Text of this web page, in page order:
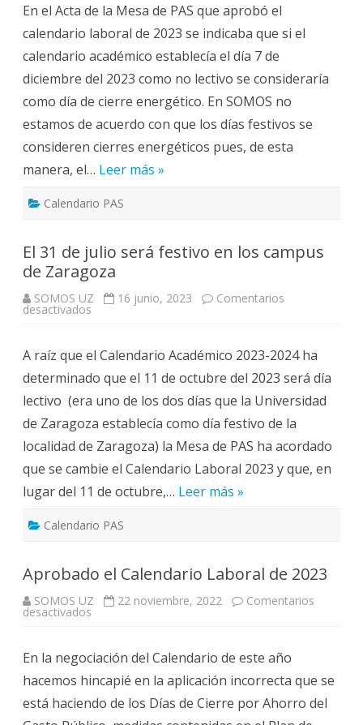
diciembre
2023,
será
festivo
en
Unizar
En el Acta de la Mesa de PAS que aprobó el
calendario laboral de 2023 se indicaba que si el
calendario académico establecía el día 7 de
diciembre del 2023 como no lectivo se consideraría
como día de cierre energético. En SOMOS no
estamos de acuerdo con que los días festivos se
consideren cierres energéticos pues, de esta
manera, el… Leer más »
Calendario PAS
El 31 de julio será festivo en los campus
de Zaragoza
SOMOS UZ 16 junio, 2023 Comentarios
desactivados
julio
será
festivo
en
los
campus
de
Zaragoza
A raíz que el Calendario Académico 2023-2024 ha
determinado que el 11 de octubre del 2023 será día
lectivo (era uno de los dos días que la Universidad
de Zaragoza establecía como día festivo de la
localidad de Zaragoza) la Mesa de PAS ha acordado
que se cambie el Calendario Laboral 2023 y que, en
lugar del 11 de octubre,… Leer más »
Calendario PAS
Aprobado el Calendario Laboral de 2023
SOMOS UZ 22 noviembre, 2022 Comentarios
desactivados
Laboral
de
2023
En la negociación del Calendario de este año
hacemos hincapié en la aplicación incorrecta que se
está haciendo de los Días de Cierre por Ahorro del